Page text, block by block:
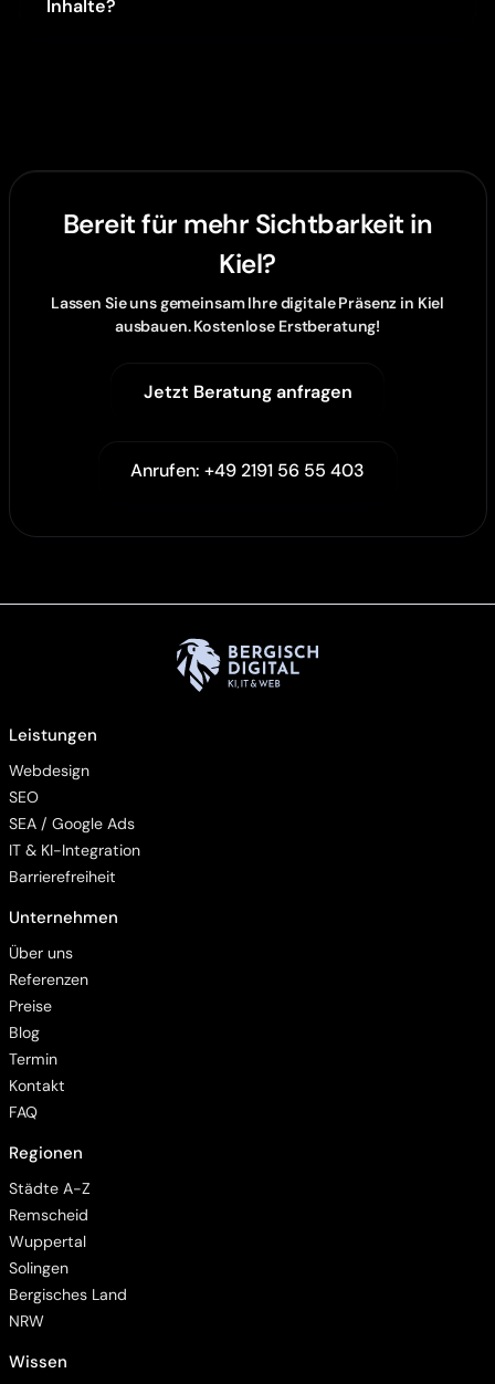
Inhalte?
Bereit für mehr Sichtbarkeit in
Kiel?
Lassen Sie uns gemeinsam Ihre digitale Präsenz in Kiel
ausbauen. Kostenlose Erstberatung!
Jetzt Beratung anfragen
Anrufen: +49 2191 56 55 403
Leistungen
Webdesign
SEO
SEA / Google Ads
IT & KI-Integration
Barrierefreiheit
Unternehmen
Über uns
Referenzen
Preise
Blog
Termin
Kontakt
FAQ
Regionen
Städte A-Z
Remscheid
Wuppertal
Solingen
Bergisches Land
NRW
Wissen
Barrierefreiheit
Animationen pausieren